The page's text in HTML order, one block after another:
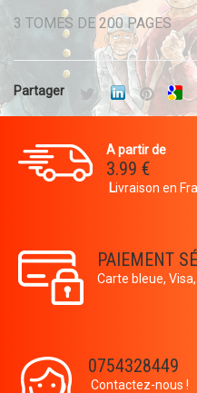
3 TOMES DE 200 PAGES
Partager
A partir de
3.99 €
Livraison en
PAIEMENT
Carte bleue,
0754328449
Contactez-nous !